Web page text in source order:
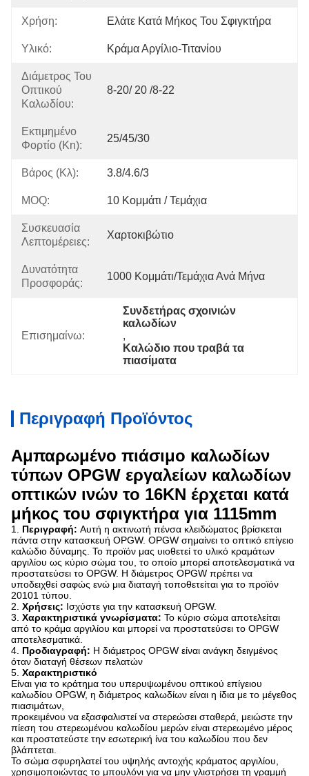
Χρήση: Ελάτε Κατά Μήκος Του Σφιγκτήρα
Υλικό: Κράμα Αργίλιο-Τιτανίου
Διάμετρος Του
Οπτικού
Καλωδίου:
8-20/ 20 /8-22
Εκτιμημένο
Φορτίο (kn):
25/45/30
Βάρος (κλ): 3.8/4.6/3
MOQ: 10 Κομμάτι / Τεμάχια
Συσκευασία
Λεπτομέρειες:
Χαρτοκιβώτιο
Δυνατότητα
Προσφοράς:
1000 Κομμάτι/τεμάχια Ανά Μήνα
Επισημαίνω:
Συνδετήρας σχοινιών
καλωδίων
,
Καλώδιο που τραβά τα
πιασίματα
Περιγραφή Προϊόντος
Αμπαρωμένο πιάσιμο καλωδίων
τύπων OPGW εργαλείων καλωδίων
οπτικών ινών το 16KN έρχεται κατά
μήκος του σφιγκτήρα για 1115mm
1. Περιγραφή: Αυτή η ακτινωτή πένσα κλειδώματος βρίσκεται
πάντα στην κατασκευή OPGW. OPGW σημαίνει το οπτικό επίγειο
καλώδιο δύναμης. Το προϊόν μας υιοθετεί το υλικό κραμάτων
αργιλίου ως κύριο σώμα του, το οποίο μπορεί αποτελεσματικά να
προστατεύσει το OPGW. Η διάμετρος OPGW πρέπει να
υποδειχθεί σαφώς ενώ μια διαταγή τοποθετείται για το προϊόν
20101 τύπου.
2. Χρήσεις: Ισχύστε για την κατασκευή OPGW.
3. Χαρακτηριστικά γνωρίσματα: Το κύριο σώμα αποτελείται
από το κράμα αργιλίου και μπορεί να προστατεύσει το OPGW
αποτελεσματικά.
4. Προδιαγραφή: Η διάμετρος OPGW είναι ανάγκη δειγμένος
όταν διαταγή θέσεων πελατών
5. Χαρακτηριστικό
Είναι για το κράτημα του υπερυψωμένου οπτικού επίγειου
καλωδίου OPGW, η διάμετρος καλωδίων είναι η ίδια με το μέγεθος
πιασιμάτων,
προκειμένου να εξασφαλιστεί να στερεώσει σταθερά, μειώστε την
πίεση του στερεωμένου καλωδίου μερών είναι στερεωμένο μέρος
και προστατεύστε την εσωτερική ίνα του καλωδίου που δεν
βλάπτεται.
Το σώμα σφυρηλατεί του υψηλής αντοχής κράματος αργιλίου,
χρησιμοποιώντας το μπουλόνι για να μην γλιστρήσει τη γραμμή